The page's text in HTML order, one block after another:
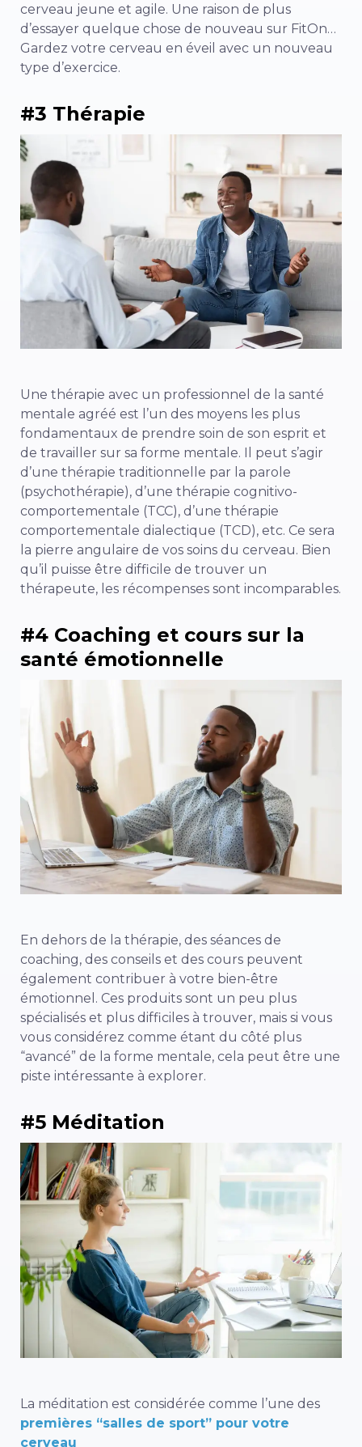
cerveau jeune et agile. Une raison de plus
d’essayer quelque chose de nouveau sur FitOn…
Gardez votre cerveau en éveil avec un nouveau
type d’exercice.
#3 Thérapie
Une thérapie avec un professionnel de la santé
mentale agréé est l’un des moyens les plus
fondamentaux de prendre soin de son esprit et
de travailler sur sa forme mentale. Il peut s’agir
d’une thérapie traditionnelle par la parole
(psychothérapie), d’une thérapie cognitivo-
comportementale (TCC), d’une thérapie
comportementale dialectique (TCD), etc. Ce sera
la pierre angulaire de vos soins du cerveau. Bien
qu’il puisse être difficile de trouver un
thérapeute, les récompenses sont incomparables.
#4 Coaching et cours sur la
santé émotionnelle
En dehors de la thérapie, des séances de
coaching, des conseils et des cours peuvent
également contribuer à votre bien-être
émotionnel. Ces produits sont un peu plus
spécialisés et plus difficiles à trouver, mais si vous
vous considérez comme étant du côté plus
“avancé” de la forme mentale, cela peut être une
piste intéressante à explorer.
#5 Méditation
La méditation est considérée comme l’une des
premières “salles de sport” pour votre
cerveau